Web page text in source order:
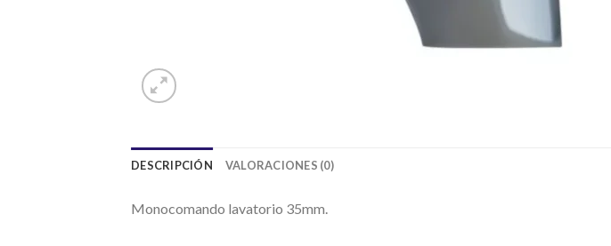
DESCRIPCIÓN VALORACIONES (0)
Monocomando lavatorio 35mm.